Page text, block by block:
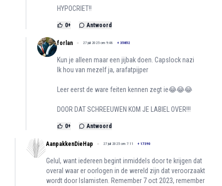
HYPOCRIET!!
0+ Antwoord
forlan 27 juli 2025 om 9:48 + 35852
Kun je alleen maar een jijbak doen. Capslock nazi
Ik hou van mezelf ja, arafatpijper
Leer eerst de ware feiten kennen zegt ie😂😂😂
DOOR DAT SCHREEUWEN KOM JE LABIEL OVER!!!
0+ Antwoord
AanpakkenDieHap 27 juli 2025 om 7:11 + 17390
Gelul, want iedereen begint inmiddels door te krijgen dat
overal waar er oorlogen in de wereld zijn dat veroorzaakt
wordt door Islamisten. Remember 7 oct 2023, remember